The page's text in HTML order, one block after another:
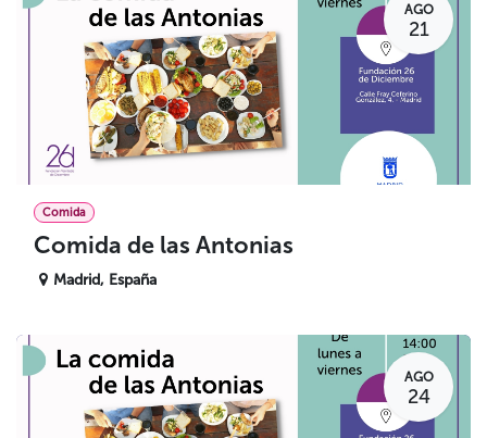
AGO
21
Comida
Comida de las Antonias
Madrid, España
AGO
24